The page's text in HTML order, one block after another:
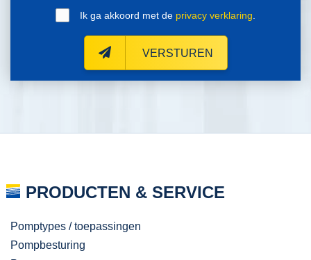
Ik ga akkoord met de privacy verklaring
VERSTUREN
PRODUCTEN & SERVICE
Pomptypes / toepassingen
Pompbesturing